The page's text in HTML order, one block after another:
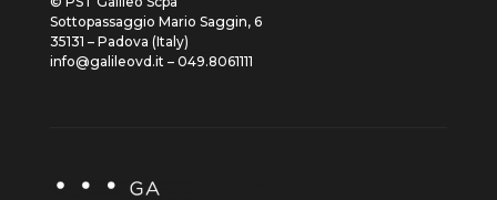
Sottopassaggio Mario Saggin, 6
35131 – Padova (Italy)
info@galileovd.it – 049.8061111